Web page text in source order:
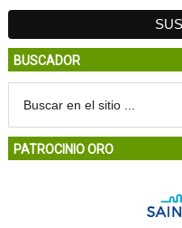
BUSCADOR
PATROCINIO ORO